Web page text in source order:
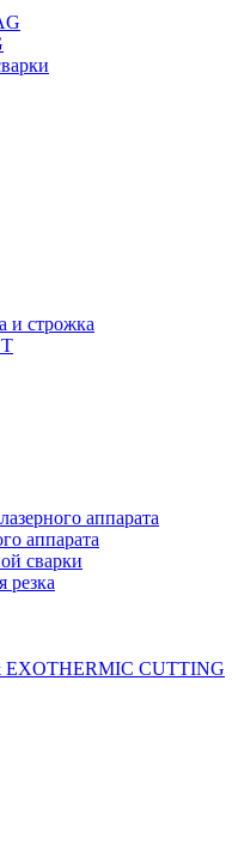
и строжка
аппарата
аппарата
сварки
резка
EXOTHERMIC CUTTING